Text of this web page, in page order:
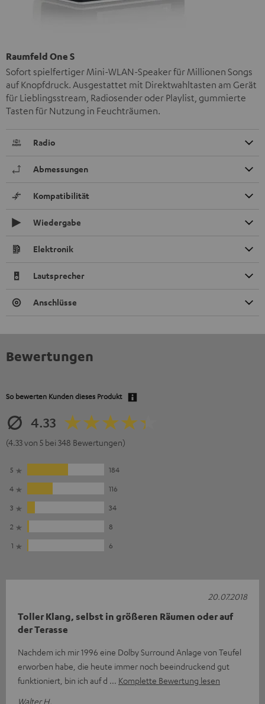
Raumfeld One S
Sofort spielfertiger Mini-WLAN-Speaker für Millionen Songs
auf Knopfdruck. Ausgestattet mit Direktwahltasten am Gerät
für Lieblingsstream, Radiosender oder Playlist, gummierte
Tasten für Nutzung in Feuchträumen.
Radio
Abmessungen
Kompatibilität
Wiedergabe
Elektronik
Lautsprecher
Anschlüsse
Bewertungen
So bewerten Kunden dieses Produkt
4.33
(4.33 von 5 bei 348 Bewertungen)
5
184
4
116
3
34
2
8
1
6
Toller Klang, selbst in größeren Räumen oder auf
der Terasse
Nachdem ich mir 1996 eine Dolby Surround Anlage von Teufel
erworben habe, die heute immer noch beeindruckend gut
funktioniert, bin ich auf d
Komplette Bewertung lesen
Walter H.
20.07.2018